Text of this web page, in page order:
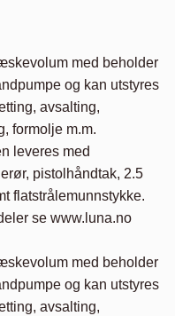
med beholder
og kan utstyres
avsalting,
formolje m.m.
leveres med
pistolhåndtak, 2.5
flatstrålemunnstykke.
se www.luna.no
med beholder
og kan utstyres
avsalting,